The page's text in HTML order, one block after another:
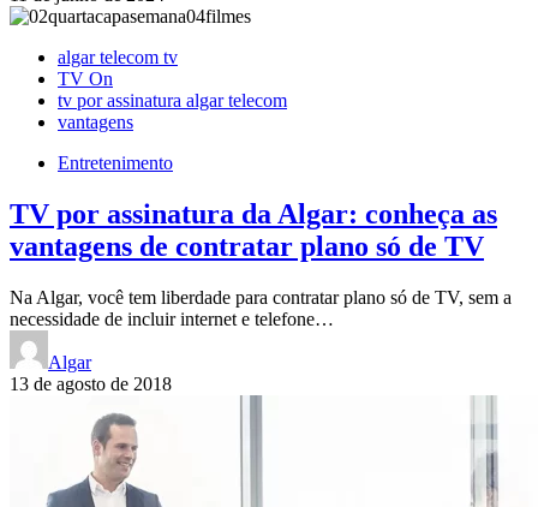
algar telecom tv
TV On
tv por assinatura algar telecom
vantagens
Entretenimento
TV por assinatura da Algar: conheça as
vantagens de contratar plano só de TV
Na Algar, você tem liberdade para contratar plano só de TV, sem a
necessidade de incluir internet e telefone…
Algar
13 de agosto de 2018